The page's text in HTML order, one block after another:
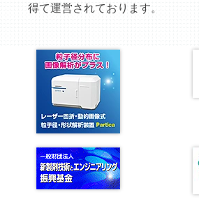
得て運営されております。